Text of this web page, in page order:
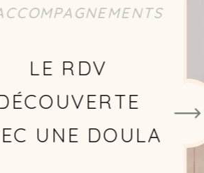
UNE
DOULA
DE LA